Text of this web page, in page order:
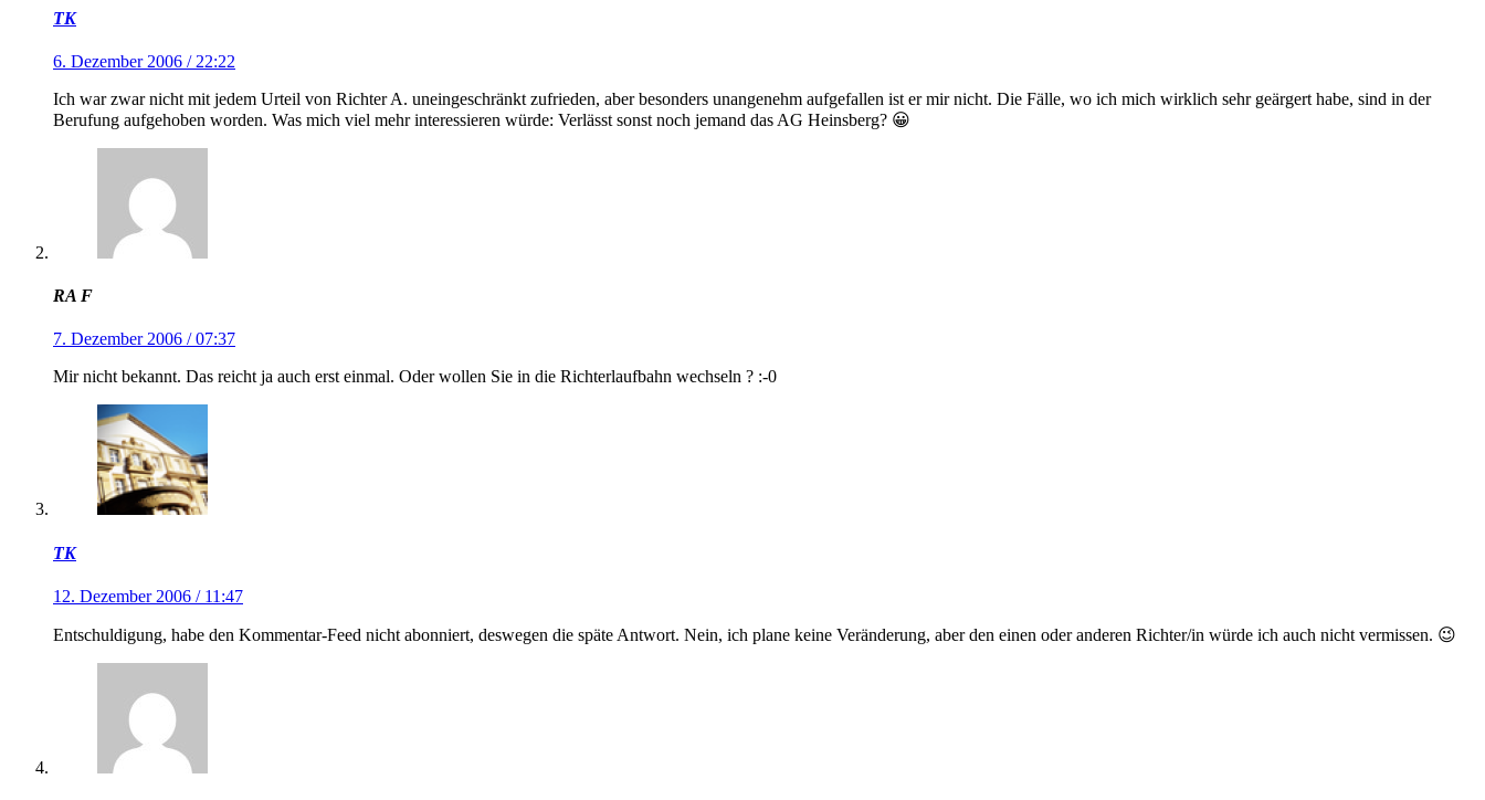
TK
6. Dezember 2006 / 22:22
Ich war zwar nicht mit jedem Urteil von Richter A. uneingeschränkt zufrieden, aber besonders unangenehm aufgefallen ist er mir nicht. Die Fälle, wo ich mich wirklich sehr geärgert habe, sind in der
Berufung aufgehoben worden. Was mich viel mehr interessieren würde: Verlässt sonst noch jemand das AG Heinsberg? 😀
RA F
7. Dezember 2006 / 07:37
Mir nicht bekannt. Das reicht ja auch erst einmal. Oder wollen Sie in die Richterlaufbahn wechseln ? :-0
TK
12. Dezember 2006 / 11:47
Entschuldigung, habe den Kommentar-Feed nicht abonniert, deswegen die späte Antwort. Nein, ich plane keine Veränderung, aber den einen oder anderen Richter/in würde ich auch nicht vermissen. 😉